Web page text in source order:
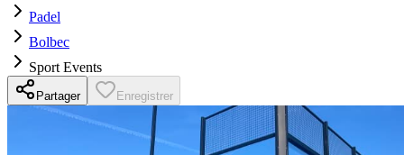
Padel
Bolbec
Sport Events
Partager Enregistrer